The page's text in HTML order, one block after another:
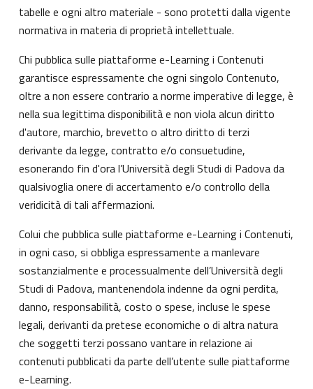
tabelle e ogni altro materiale - sono protetti dalla vigente
normativa in materia di proprietà intellettuale.
Chi pubblica sulle piattaforme e-Learning i Contenuti
garantisce espressamente che ogni singolo Contenuto,
oltre a non essere contrario a norme imperative di legge, è
nella sua legittima disponibilità e non viola alcun diritto
d'autore, marchio, brevetto o altro diritto di terzi
derivante da legge, contratto e/o consuetudine,
esonerando fin d'ora l’Università degli Studi di Padova da
qualsivoglia onere di accertamento e/o controllo della
veridicità di tali affermazioni.
Colui che pubblica sulle piattaforme e-Learning i Contenuti,
in ogni caso, si obbliga espressamente a manlevare
sostanzialmente e processualmente dell’Università degli
Studi di Padova, mantenendola indenne da ogni perdita,
danno, responsabilità, costo o spese, incluse le spese
legali, derivanti da pretese economiche o di altra natura
che soggetti terzi possano vantare in relazione ai
contenuti pubblicati da parte dell’utente sulle piattaforme
e-Learning.